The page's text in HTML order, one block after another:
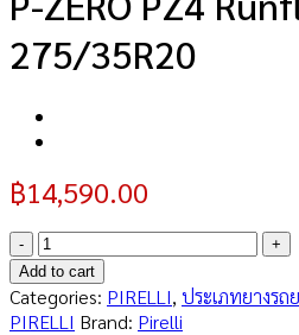
275/35R20
฿14,590.00
P-
ZERO
PZ4
Runflat
Add to cart
Categories: PIRELLI, ประเภทยางรถ
PIRELLI Brand: Pirelli